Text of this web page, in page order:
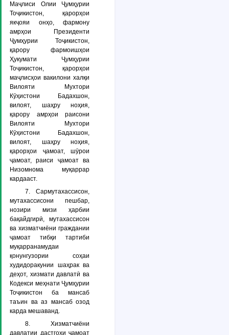
Маҷлиси Олии Ҷумҳурии
Тоҷикистон, қарорҳои
якҷояи онҳо, фармону
амрҳои Президенти
Ҷумҳурии Тоҷикистон,
қарору фармоишҳои
Ҳукумати Ҷумҳурии
Тоҷикистон, қарорҳои
маҷлисҳои вакилони халқи
Вилояти Мухтори
Кӯҳистони Бадахшон,
вилоят, шаҳру ноҳия,
қарору амрҳои раисони
Вилояти Мухтори
Кӯҳистони Бадахшон,
вилоят, шаҳру ноҳия,
қарорҳои ҷамоат, шӯрои
ҷамоат, раиси ҷамоат ва
Низомнома муқаррар
кардааст.
7. Сармутахассисон,
мутахассисони пешбар,
нозири мизи ҳарбии
бақайдгирӣ, мутахассисон
ва хизматчиёни граждании
ҷамоат тибқи тартиби
муқарранамудаи
қонунгузории соҳаи
худидоракунии шаҳрак ва
деҳот, хизмати давлатӣ ва
Кодекси меҳнати Ҷумҳурии
Тоҷикистон ба мансаб
таъин ва аз мансаб озод
карда мешаванд.
8. Хизматчиёни
давлатии дастгоҳи ҷамоат